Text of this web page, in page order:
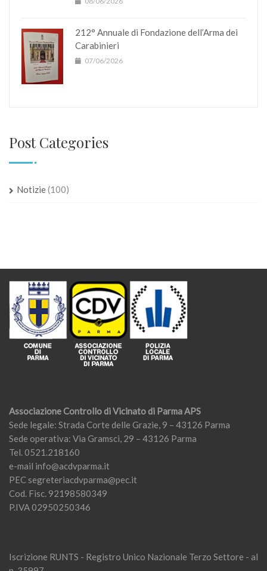
212° Annuale di Fondazione dell’Arma dei
Carabinieri
07/06/2026
Post Categories
Notizie(100)
Associazione Controllo di Vicinato di Parma APS
Sede legale: Strada Corte delle Grazie, 9 – 43126 Parma
Sede operativa: Via Gramsci, 29 – 43126 Parma
Tel. 0521.218160
e-mail info@acdvparma.it
PEC segreteriacdvparma@pec.it
Cod. Fisc. 92198580349
P.IVA 02950250346
Iscrizione RUNTS - Registro Unico Nazionale Terzo Settore - al